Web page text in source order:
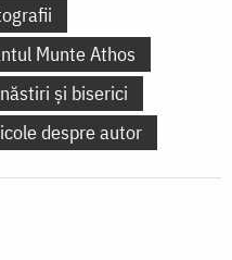
Munte Athos
și biserici
despre autor